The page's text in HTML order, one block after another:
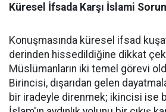
Küresel İfsada Karşı İslami
Konuşmasında küresel ifsad
derinden hissedildiğine dikkat
Müslümanların iki temel görevi
Birincisi, dışarıdan gelen
bir iradeyle direnmek; ikincisi ise